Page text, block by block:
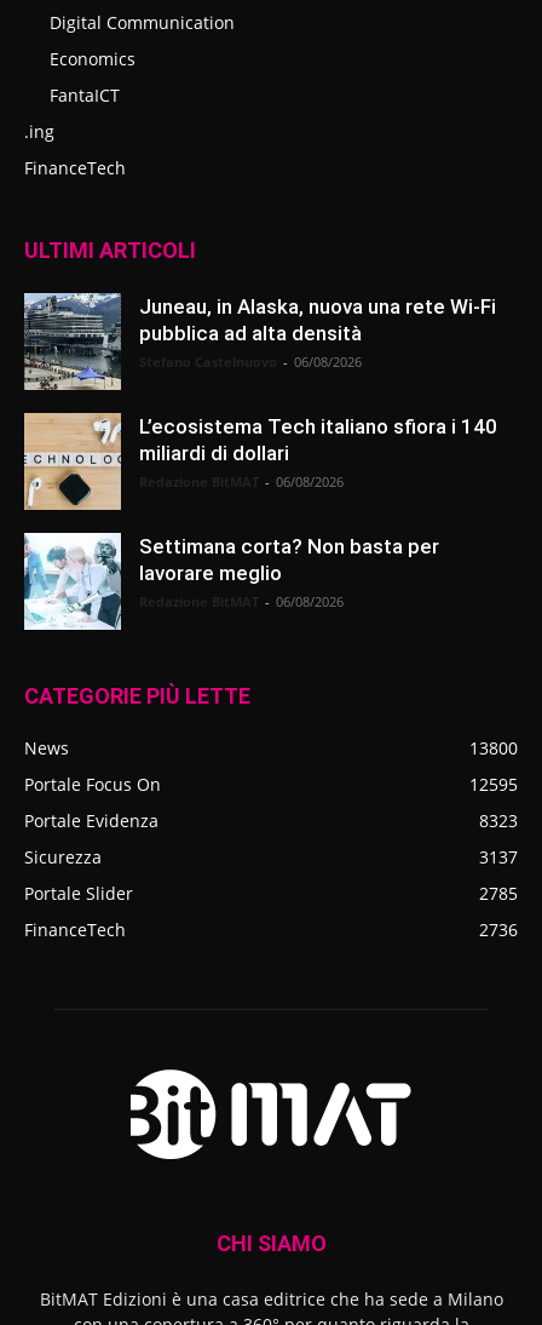
Digital Communication
Economics
FantaICT
.ing
FinanceTech
ULTIMI ARTICOLI
Juneau, in Alaska, nuova una rete Wi-Fi
pubblica ad alta densità
- 06/08/2026
L’ecosistema Tech italiano sfiora i 140
miliardi di dollari
- 06/08/2026
Settimana corta? Non basta per
lavorare meglio
- 06/08/2026
CATEGORIE PIÙ LETTE
News
13800
Portale Focus On
12595
Portale Evidenza
8323
Sicurezza
3137
Portale Slider
2785
FinanceTech
2736
CHI SIAMO
BitMAT Edizioni è una casa editrice che ha sede a Milano